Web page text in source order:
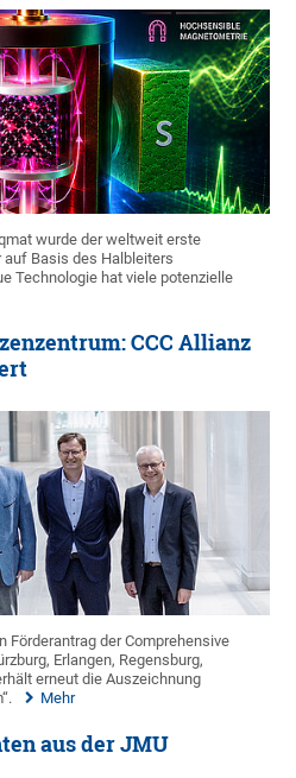
wurde der weltweit erste
Basis des Halbleiters
Technologie hat viele potenzielle
CCC Allianz
Förderantrag der Comprehensive
Erlangen, Regensburg,
erneut die Auszeichnung
Mehr
aus der JMU